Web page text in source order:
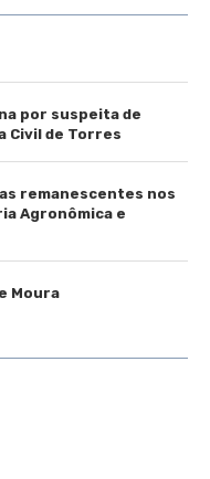
por suspeita de
Civil de Torres
remanescentes nos
Agronômica e
Moura